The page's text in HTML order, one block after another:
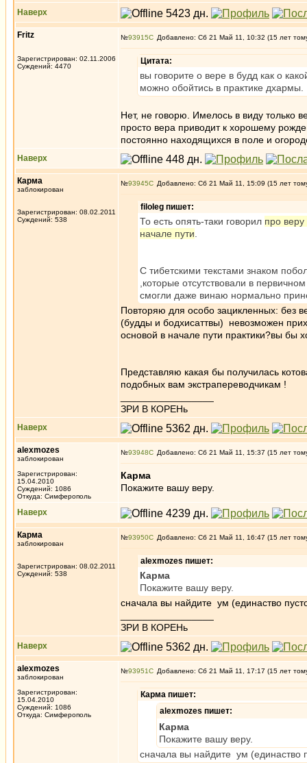
Наверх
Fritz
Зарегистрирован: 02.11.2006
Суждений: 4470
№93915 Добавлено: Сб 21 Май 11, 10:32 (15 лет
Цитата:
вы говорите о вере в будд как о
можно обойтись в практике дхармы.
Нет, не говорю. Имелось в виду только
просто вера приводит к хорошему
постоянно находящихся в поле и
Наверх
Карма
заблокирован
Зарегистрирован: 08.02.2011
Суждений: 538
№93945 Добавлено: Сб 21 Май 11, 15:09 (15 лет
filoleg пишет:
То есть опять-таки говорил про
начале пути
С тибетскими текстами знаком
,которые отсутствовали в
смогли даже винаю нормально
Повторяю для особо зацикленных: без
(будды и бодхисаттвы) невозможен
основой в начале пути практики?вы бы
Представляю какая бы получилась
подобных вам экстрапереводчикам !
ЗРИ В КОРЕНь
Наверх
alexmozes
заблокирован
Зарегистрирован:
15.04.2010
Суждений: 1086
Откуда: Симферополь
№93948 Добавлено: Сб 21 Май 11, 15:37 (15 лет
Карма
Покажите вашу веру.
Наверх
Карма
заблокирован
Зарегистрирован: 08.02.2011
Суждений: 538
№93950 Добавлено: Сб 21 Май 11, 16:47 (15 лет
alexmozes пишет:
Карма
Покажите вашу веру.
сначала вы найдите ум (единаство
ЗРИ В КОРЕНь
Наверх
alexmozes
заблокирован
Зарегистрирован:
15.04.2010
Суждений: 1086
Откуда: Симферополь
№93951 Добавлено: Сб 21 Май 11, 17:17 (15 лет
Карма пишет:
alexmozes пишет:
Карма
Покажите вашу веру.
сначала вы найдите ум (единаство